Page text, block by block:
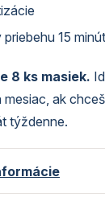
15 minút
8 ks masiek.
mesiac, ak
týždenne.